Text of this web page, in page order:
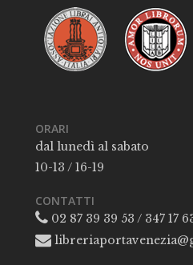
ORARI
dal lunedì al sabato
10-13 / 16-19
CONTATTI
02 87 39 39 53 / 347 17